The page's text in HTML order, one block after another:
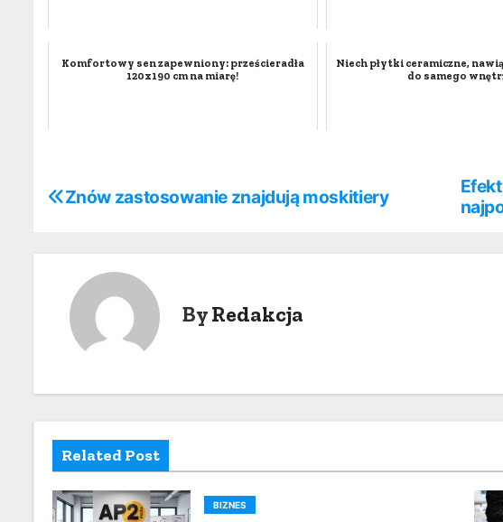
Komfortowy sen zapewniony: prześcieradła
120x190 cm na miarę!
Niech płytki ceramiczne,
do samego
N
j
a
Znów zastosowanie znajdują moskitiery
ByRedakcja
Related Post
BIZNES